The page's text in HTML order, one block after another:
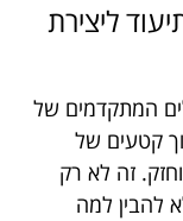
ליצירת
המתקדמים של
קטעים של
זה לא רק
להבין למה